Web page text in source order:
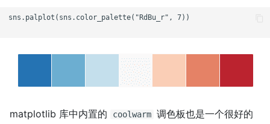
sns.palplot(sns.color_palette("RdBu_r", 7))
matplotlib 库中内置的 coolwarm 调色板也是一个很好的